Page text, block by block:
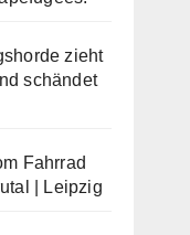
zieht
schändet
Fahrrad
| Leipzig